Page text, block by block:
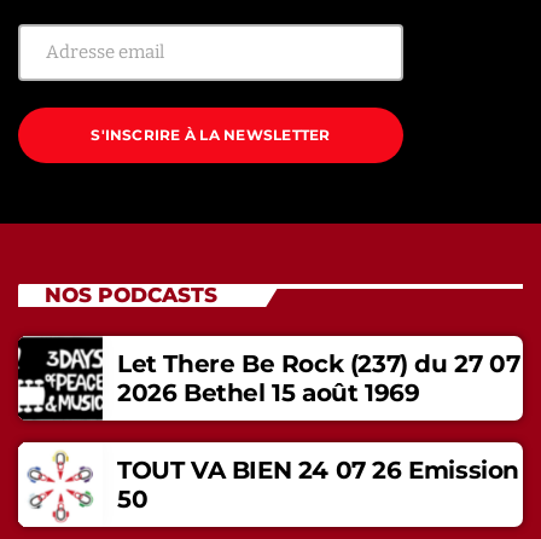
S'INSCRIRE À LA NEWSLETTER
NOS PODCASTS
Let There Be Rock (237) du 27 07
2026 Bethel 15 août 1969
TOUT VA BIEN 24 07 26 Emission
50